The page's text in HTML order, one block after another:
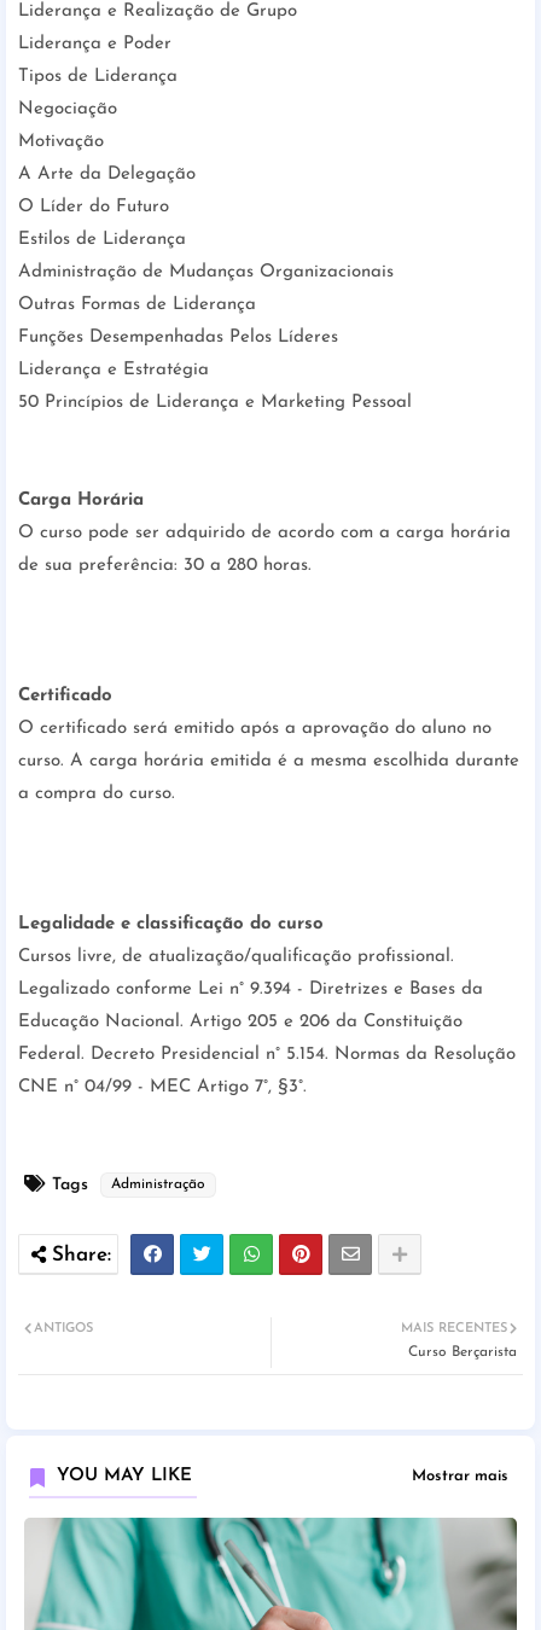
Liderança e Realização de Grupo
Liderança e Poder
Tipos de Liderança
Negociação
Motivação
A Arte da Delegação
O Líder do Futuro
Estilos de Liderança
Administração de Mudanças Organizacionais
Outras Formas de Liderança
Funções Desempenhadas Pelos Líderes
Liderança e Estratégia
50 Princípios de Liderança e Marketing Pessoal
Carga Horária
O curso pode ser adquirido de acordo com a carga horária
de sua preferência: 30 a 280 horas.
Certificado
O certificado será emitido após a aprovação do aluno no
curso. A carga horária emitida é a mesma escolhida durante
a compra do curso.
Legalidade e classificação do curso
Cursos livre, de atualização/qualificação profissional.
Legalizado conforme Lei n° 9.394 - Diretrizes e Bases da
Educação Nacional. Artigo 205 e 206 da Constituição
Federal. Decreto Presidencial n° 5.154. Normas da Resolução
CNE n° 04/99 - MEC Artigo 7°, §3°.
Tags Administração
MAIS RECENTES
Curso Berçarista
ANTIGOS
YOU MAY LIKE Mostrar mais